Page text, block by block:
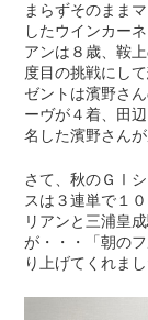
まらずそのまま
したウインカー
アンは８歳、鞍
度目の挑戦にし
ゼントは濱野さ
ーヴが４着、田
名した濱野さんが
さて、秋のＧⅠシ
スは３連単で１
リアンと三浦皇
が・・・「朝の
り上げてくれまし